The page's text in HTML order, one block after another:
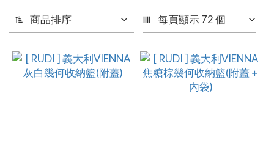
篩
選
(0/20)
品
商品排序 每頁顯示 72 個